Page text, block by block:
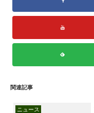
関連記事
ニュース